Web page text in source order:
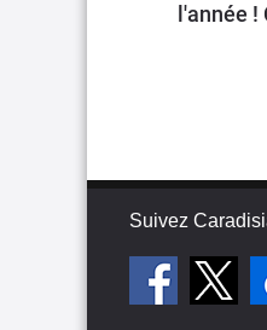
l'année
Suivez